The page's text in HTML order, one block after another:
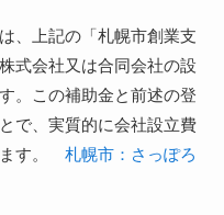
、上記の「札幌市創業支
式会社又は合同会社の設
。この補助金と前述の登
で、実質的に会社設立費
ます。 札幌市：さっぽろ